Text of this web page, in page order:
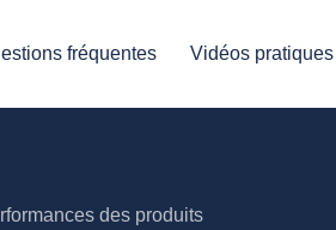
fréquentes Vidéos pratiques
des produits